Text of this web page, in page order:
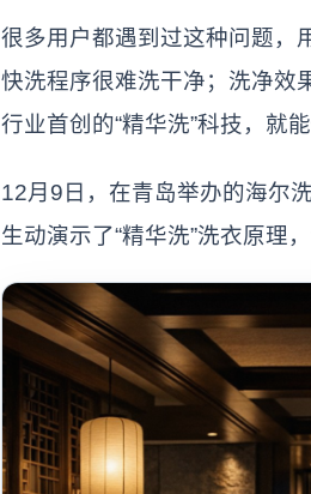
很多用户都遇到过这种问题，
快洗程序很难洗干净；洗净效
行业首创的“精华洗”科技，就
12月9日，在青岛举办的海尔
生动演示了“精华洗”洗衣原理